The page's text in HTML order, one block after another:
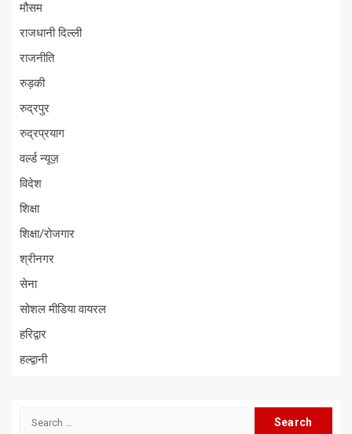
मौसम
राजधानी दिल्ली
राजनीति
रुड़की
रुद्रपुर
रुद्रप्रयाग
वर्ल्ड न्यूज़
विदेश
शिक्षा
शिक्षा/रोजगार
श्रीनगर
सेना
सोशल मीडिया वायरल
हरिद्वार
हल्द्वानी
Search